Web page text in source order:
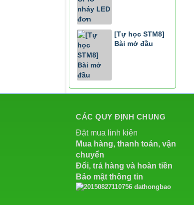
[Tự học STM8]
Bài mở đầu
CÁC QUY ĐỊNH CHUNG
Đặt mua linh kiện
Mua hàng, thanh toán, vận
chuyển
Đổi, trả hàng và hoàn tiền
Bảo mật thông tin